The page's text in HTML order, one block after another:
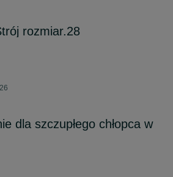
rozmiar.28
dla szczupłego chłopca w